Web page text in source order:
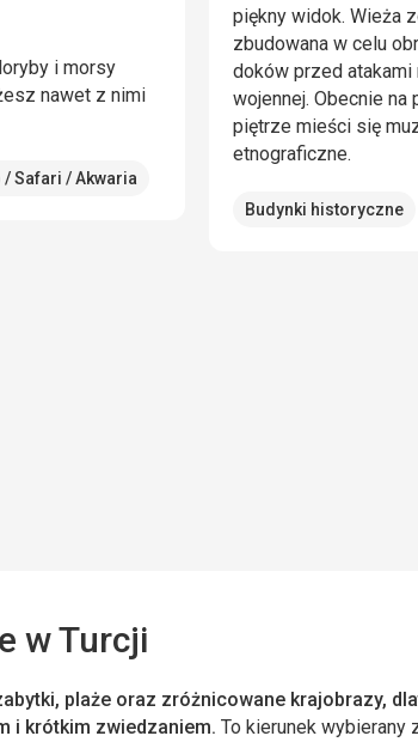
i morsy
nawet z nimi
/ Safari / Akwaria
piękny widok. Wieża
zbudowana w celu
doków przed atakami
wojennej. Obecnie na
piętrze mieści się
etnograficzne.
Budynki historyczne
w Turcji
plaże oraz zróżnicowane krajobrazy,
i krótkim zwiedzaniem. To kierunek wybierany